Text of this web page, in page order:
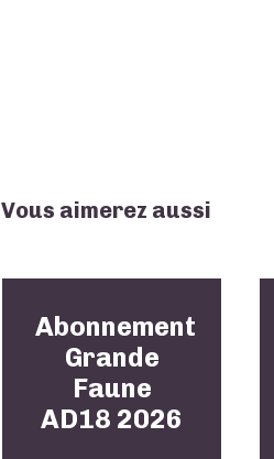
Vous aimerez aussi
Abonnement
Grande
Faune
AD18 2026